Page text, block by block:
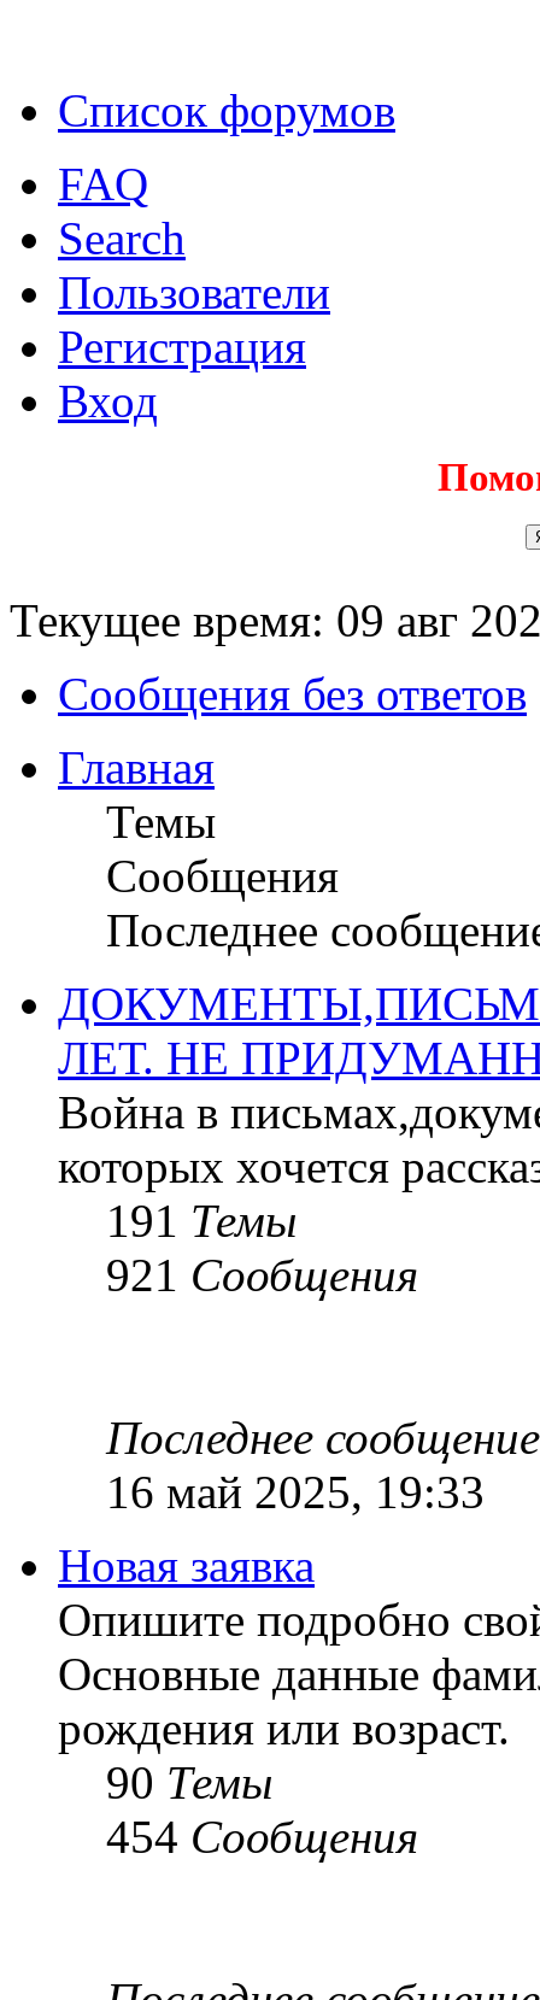
Список форумов
FAQ
Search
Пользователи
Регистрация
Вход
Текущее время: 09 авг
Сообщения без ответов
Главная
Темы
Сообщения
Последнее
ЛЕТ. НЕ
Война в
которых хочется
191 Темы
921 Сообщения
Последнее сообщение
16 май 2025, 19:33
Новая заявка
Опишите подробно
Основные данные
рождения или возраст.
90 Темы
454 Сообщения